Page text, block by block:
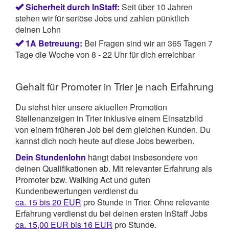
Sicherheit durch InStaff: Seit über 10 Jahren
stehen wir für seriöse Jobs und zahlen pünktlich
deinen Lohn
1A Betreuung: Bei Fragen sind wir an 365 Tagen 7
Tage die Woche von 8 - 22 Uhr für dich erreichbar
Gehalt für Promoter in Trier je nach Erfahrung
Du siehst hier unsere aktuellen Promotion
Stellenanzeigen in Trier inklusive einem Einsatzbild
von einem früheren Job bei dem gleichen Kunden. Du
kannst dich noch heute auf diese Jobs bewerben.
Dein Stundenlohn hängt dabei insbesondere von
deinen Qualifikationen ab. Mit relevanter Erfahrung als
Promoter bzw. Walking Act und guten
Kundenbewertungen verdienst du
ca. 15 bis 20 EUR pro Stunde in Trier. Ohne relevante
Erfahrung verdienst du bei deinen ersten InStaff Jobs
ca. 15,00 EUR bis 16 EUR pro Stunde.